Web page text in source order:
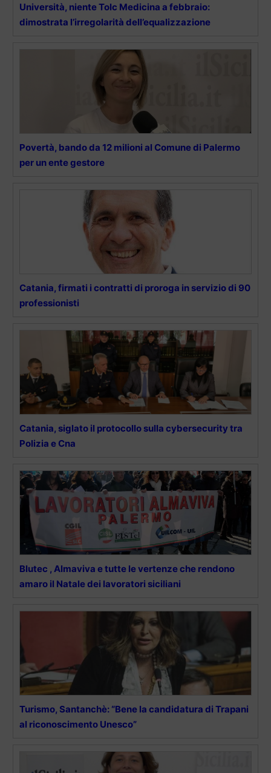
Università, niente Tolc Medicina a febbraio:
dimostrata l’irregolarità dell’equalizzazione
Povertà, bando da 12 milioni al Comune di Palermo
per un ente gestore
Catania, firmati i contratti di proroga in servizio di 90
professionisti
Catania, siglato il protocollo sulla cybersecurity tra
Polizia e Cna
Blutec , Almaviva e tutte le vertenze che rendono
amaro il Natale dei lavoratori siciliani
Turismo, Santanchè: “Bene la candidatura di Trapani
al riconoscimento Unesco”